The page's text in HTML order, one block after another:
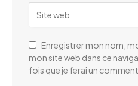
Enregistrer mon nom,
mon site web dans ce
fois que je ferai un